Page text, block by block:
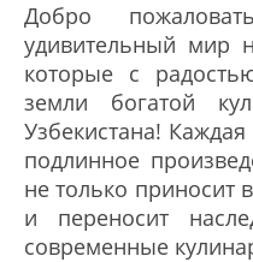
Добро пожаловать в волшебный и
удивительный мир
которые с
земли богатой
Узбекистана!
подлинное
не только приносит
и переносит
современные